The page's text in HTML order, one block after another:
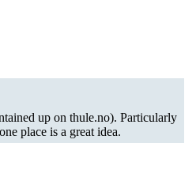
up on thule.no). Particularly
place is a great idea.